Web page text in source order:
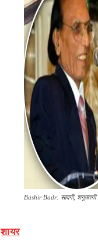
Bashir Badr: सादगी,
शायर